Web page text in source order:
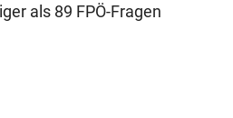
als 89 FPÖ-Fragen